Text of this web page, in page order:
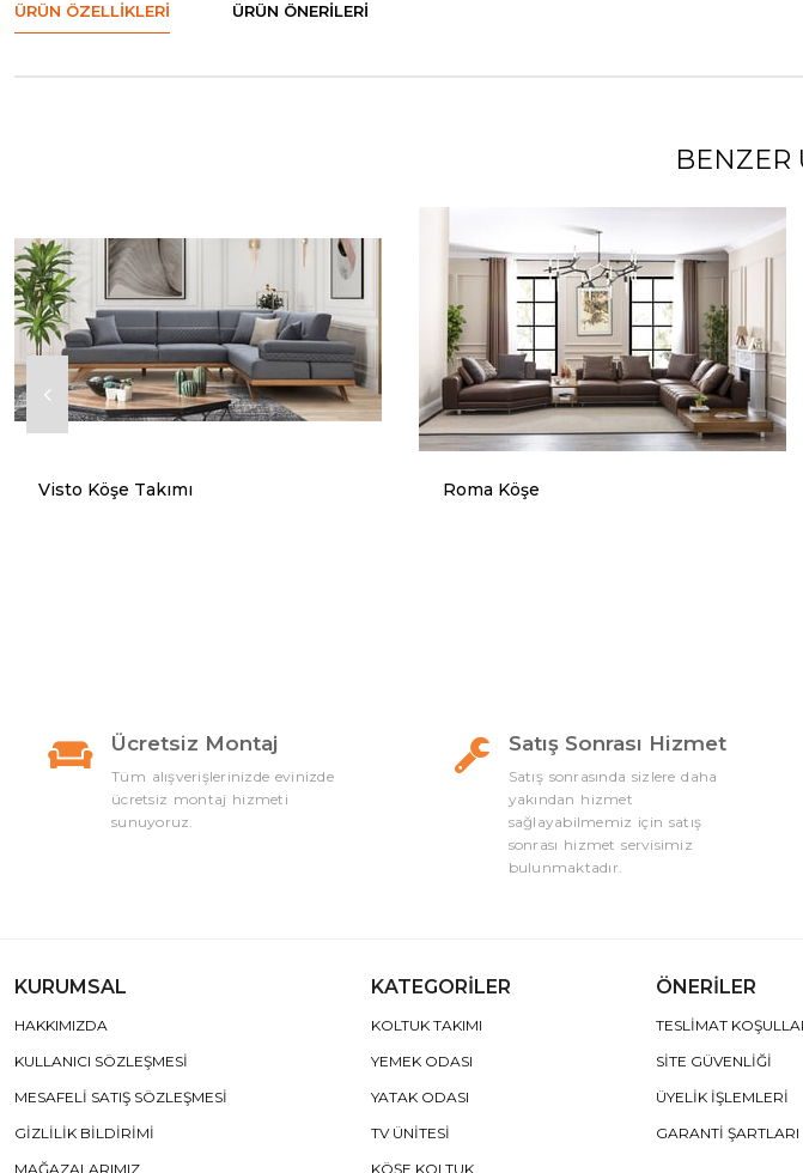
ÜRÜN ÖZELLIKLERI ÜRÜN ÖNERILERI
BENZER
Visto Köşe Takımı Roma Köşe
Ücretsiz Montaj
Tüm alışverişlerinizde evinizde
ücretsiz montaj hizmeti
sunuyoruz.
Satış Sonrası Hizmet
Satış sonrasında sizlere daha
yakından hizmet
sağlayabilmemiz için satış
sonrası hizmet servisimiz
bulunmaktadır.
KURUMSAL
HAKKIMIZDA
KULLANICI SÖZLEŞMESİ
MESAFELİ SATIŞ SÖZLEŞMESİ
GİZLİLİK BİLDİRİMİ
MAĞAZALARIMIZ
KATEGORİLER
KOLTUK TAKIMI
YEMEK ODASI
YATAK ODASI
TV ÜNİTESİ
KÖŞE KOLTUK
ÖNERİLER
TESLİMAT
SİTE GÜVENLİĞİ
ÜYELİK İŞLEMLERİ
GARANTİ ŞARTLARI